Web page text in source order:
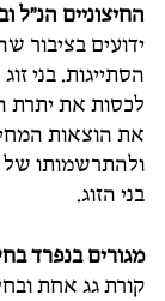
החיצוניים הנ"ל
ידועים בציבור
הסתייגות. בני
לכסות את
את הוצאות
ולהתרשמותו של
בני הזוג.
מגורים בנפרד
קורת גג אחת